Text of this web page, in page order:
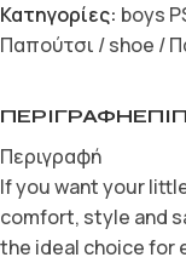
Κατηγορίες: boys
Παπούτσι / shoe /
ΠΕΡΙΓΡΑΦΉ
Περιγραφή
If you want your
comfort, style and
the ideal choice for